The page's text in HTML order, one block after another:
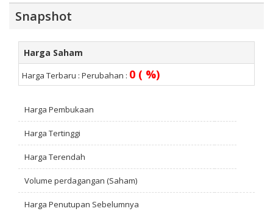
Snapshot
Harga Saham
Harga Terbaru : Perubahan : 0 ( %)
Harga Pembukaan
Harga Tertinggi
Harga Terendah
Volume perdagangan (Saham)
Harga Penutupan Sebelumnya